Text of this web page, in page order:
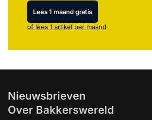
Lees 1 maand gratis
of lees 1 artikel per maand
Nieuwsbrieven
Over Bakkerswereld